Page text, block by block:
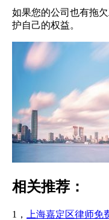
如果您的公司也有拖
护自己的权益。
相关推荐：
1， 上海嘉定区律师免